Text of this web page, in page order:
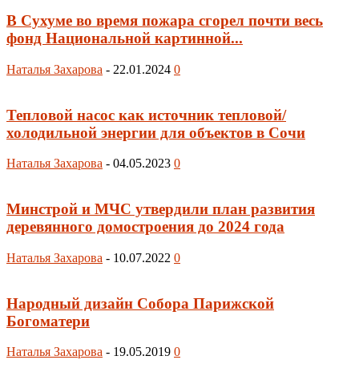
В Сухуме во время пожара сгорел почти весь
фонд Национальной картинной...
Наталья Захарова - 22.01.2024 0
Тепловой насос как источник тепловой/
холодильной энергии для объектов в Сочи
Наталья Захарова - 04.05.2023 0
Минстрой и МЧС утвердили план развития
деревянного домостроения до 2024 года
Наталья Захарова - 10.07.2022 0
Народный дизайн Собора Парижской
Богоматери
Наталья Захарова - 19.05.2019 0